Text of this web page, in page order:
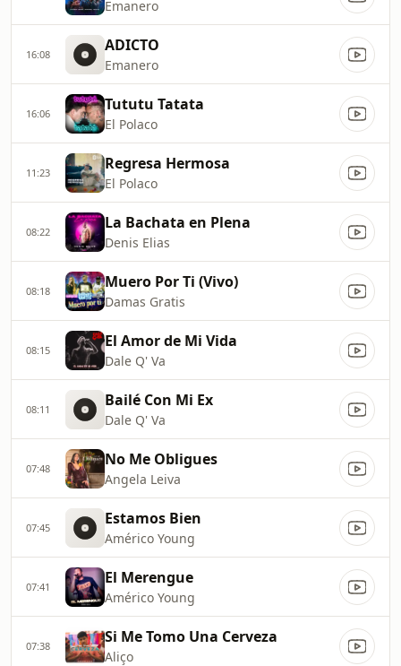
Emanero
16:08 ADICTO
Emanero
16:06 Tututu Tatata
El Polaco
11:23 Regresa Hermosa
El Polaco
08:22 La Bachata en Plena
Denis Elias
08:18 Muero Por Ti (Vivo)
Damas Gratis
08:15 El Amor de Mi Vida
Dale Q' Va
08:11 Bailé Con Mi Ex
Dale Q' Va
07:48 No Me Obligues
Angela Leiva
07:45 Estamos Bien
Américo Young
07:41 El Merengue
Américo Young
07:38 Si Me Tomo Una Cerveza
Aliço